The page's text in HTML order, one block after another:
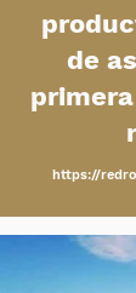
de
https://